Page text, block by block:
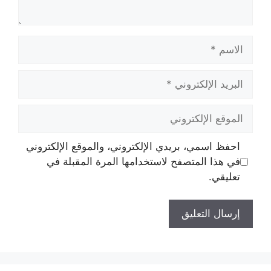
الإلكتروني
الإلكتروني
احفظ اسمي، بريدي الإلكتروني، والموقع الإلكتروني
في هذا المتصفح لاستخدامها المرة المقبلة في
تعليقي.